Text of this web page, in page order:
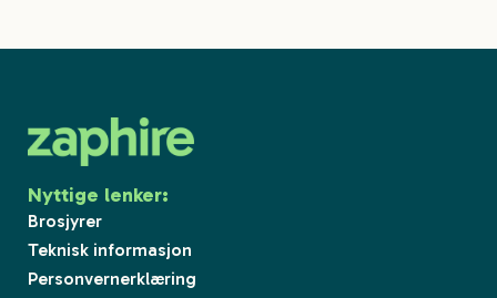
Nyttige lenker:
Brosjyrer
Teknisk informasjon
Personvernerklæring